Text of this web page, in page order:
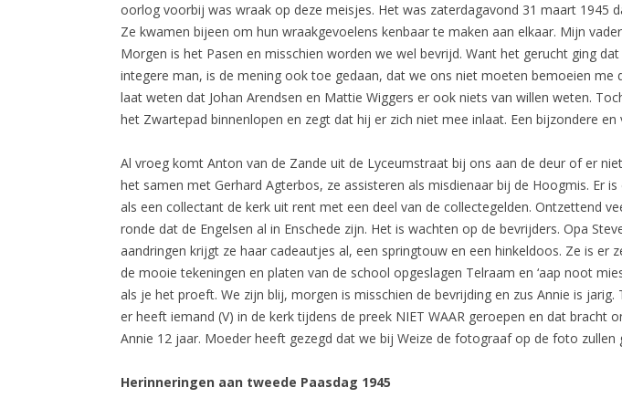
oorlog voorbij was wraak op deze meisjes. Het was zaterdagavond 31 maart 1945
Ze kwamen bijeen om hun wraakgevoelens kenbaar te maken aan elkaar. Mijn
Morgen is het Pasen en misschien worden we wel bevrijd. Want het gerucht ging
integere man, is de mening ook toe gedaan, dat we ons niet moeten bemoeien me
laat weten dat Johan Arendsen en Mattie Wiggers er ook niets van willen weten.
het Zwartepad binnenlopen en zegt dat hij er zich niet mee inlaat. Een bijzondere
Al vroeg komt Anton van de Zande uit de Lyceumstraat bij ons aan de deur of er
het samen met Gerhard Agterbos, ze assisteren als misdienaar bij de Hoogmis. Er
als een collectant de kerk uit rent met een deel van de collectegelden. Ontzettend
ronde dat de Engelsen al in Enschede zijn. Het is wachten op de bevrijders. Opa
aandringen krijgt ze haar cadeautjes al, een springtouw en een hinkeldoos. Ze is
de mooie tekeningen en platen van de school opgeslagen Telraam en ‘aap noot
als je het proeft. We zijn blij, morgen is misschien de bevrijding en zus Annie is
er heeft iemand (V) in de kerk tijdens de preek NIET WAAR geroepen en dat
Annie 12 jaar. Moeder heeft gezegd dat we bij Weize de fotograaf op de foto zullen
Herinneringen aan tweede Paasdag 1945